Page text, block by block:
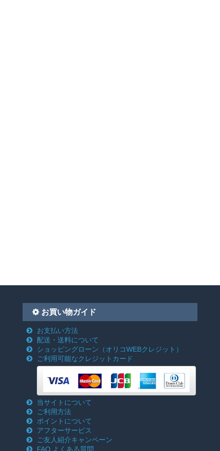
お買い物ガイド
お支払い方法
配送・送料について
ショッピングローン （オリコWEBクレジット）
ご利用可能なクレジットカード
当サイトについて
ご利用方法
ポイントについて
アフターサービス
ご友人紹介キャンペーン
FAQ よくある質問